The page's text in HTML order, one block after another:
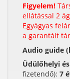
Figyelem!
ellátással 2
Egyágyas
a garantált
Audio guide
Üdülőhelyi
fizetendő): 7